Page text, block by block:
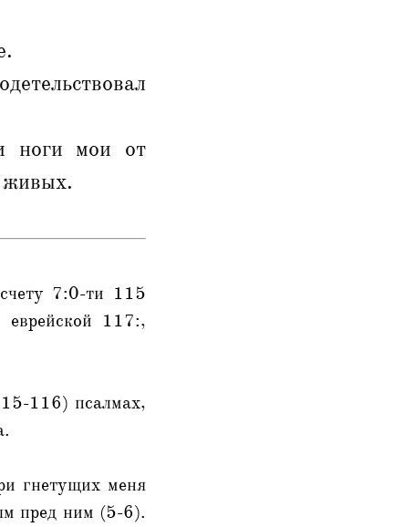
ноги мои от
живых.
7:0-ти 115
117:,
116) псалмах,
гнетущих меня
пред ним (5-6).